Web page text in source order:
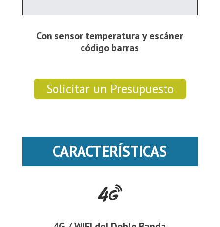
Con sensor temperatura y escáner
código barras
Solicitar un Presupuesto
CARACTERÍSTICAS